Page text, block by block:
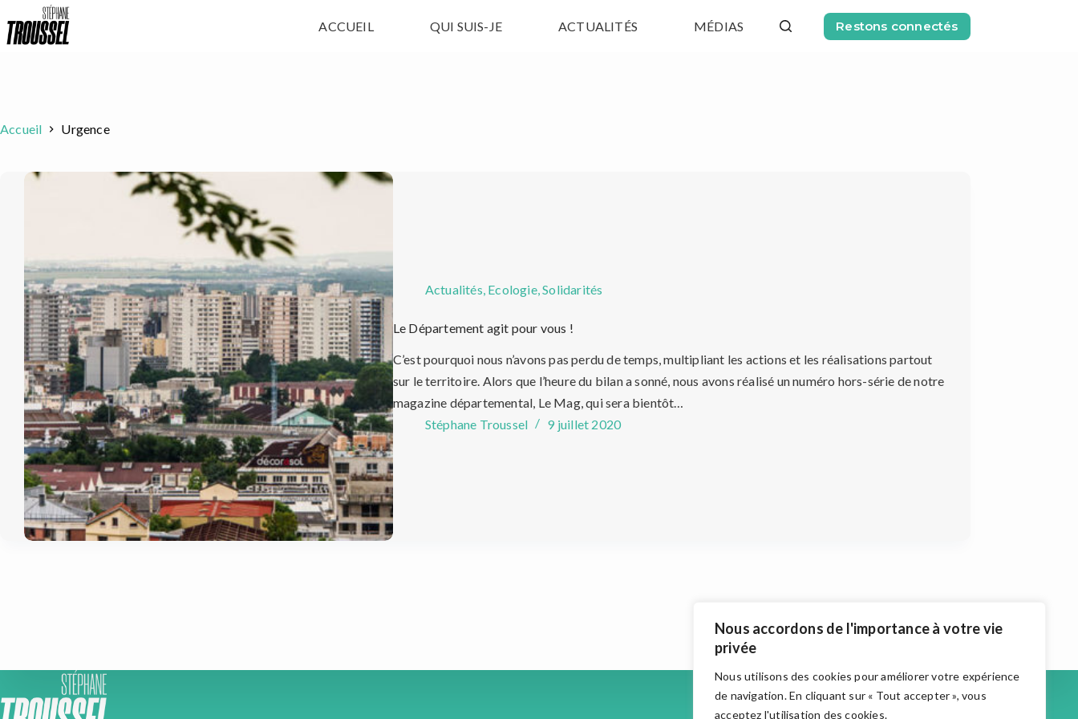
Nous accordons de l'importance à votre vie
privée
Nous utilisons des cookies pour améliorer votre expérience
de navigation. En cliquant sur « Tout accepter », vous
acceptez l'utilisation des cookies.
au
ACCUEIL QUI SUIS-JE ACTUALITÉS MÉDIAS Restons connectés
Accueil Urgence
Actualités, Ecologie,Solidarités
Le Département agit pour vous !
C’est pourquoi nous n’avons pas perdu de temps, multipliant les actions et les réalisations partout
sur le territoire. Alors que l’heure du bilan a sonné, nous avons réalisé un numéro hors-série de notre
magazine départemental, Le Mag, qui sera bientôt…
Stéphane Troussel
9 juillet 2020
Accueil
Actualités